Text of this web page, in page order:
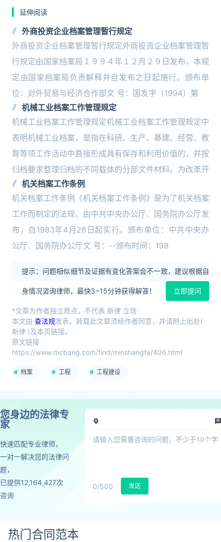
延伸阅读
外商投资企业档案管理暂行规定
外商投资企业档案管理暂行规定外商投资企业档案管理暂
行规定由国家档案局１９９４年１２月２９日发布，本规
定由国家档案局负责解释并自发布之日起施行。颁布单
位：对外贸易与经济合作部文 号：国发字〔1994〕第
机械工业档案工作管理规定
机械工业档案工作管理规定机械工业档案工作管理规定中
表明机械工业档案，是指在科研、生产、基建、经营、教
育等项工作活动中直接形成具有保存和利用价值的，并按
归档要求整理归档的不同载体的分部文件材料。为改革开
机关档案工作条例
机关档案工作条例《机关档案工作条例》是为了机关档案
工作而制定的法规，由中共中央办公厅、国务院办公厅发
布，自1983年4月28日起实行。颁布单位：中共中央办
公厅、国务院办公厅文 号：--颁布时间：198
提示：问题相似细节及证据有变化答案会不一致，建议根据自
身情况咨询律师，最快3~15分钟获得解答！ 立即提问
*文章为作者独立观点，不代表 新律 立场
本文由 查法规发表，转载此文章须经作者同意，并请附上出处(
新律 )及本页链接。
原文链接
https://www.mcbang.com/find/minshangfa/406.html
档案 工程 工程建设
您身边的法律专
家
快速匹配专业律师，
一对一解决您的法律问
题，
已提供12,164,427次
咨询
0/500 发送
热门合同范本